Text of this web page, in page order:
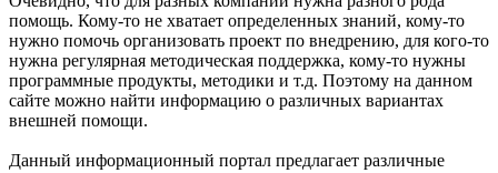
помощь. Кому-то не хватает определенных знаний, кому-то
нужно помочь организовать проект по внедрению, для кого-то
нужна регулярная методическая поддержка, кому-то нужны
программные продукты, методики и т.д. Поэтому на данном
сайте можно найти информацию о различных вариантах
внешней помощи.
Данный информационный портал предлагает различные